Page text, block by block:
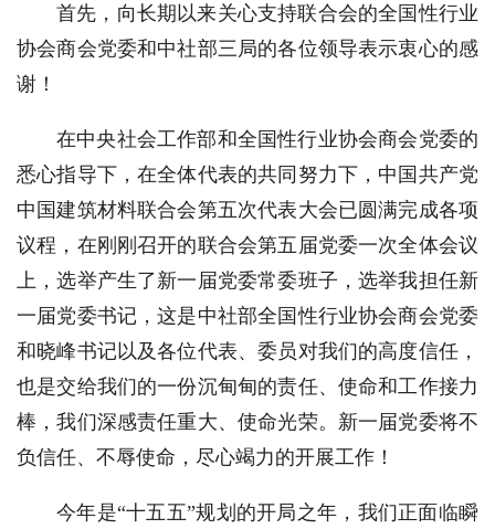
首先，向长期以来关心支持联合会的全国性行业
协会商会党委和中社部三局的各位领导表示衷心的感
谢！
在中央社会工作部和全国性行业协会商会党委的
悉心指导下，在全体代表的共同努力下，中国共产党
中国建筑材料联合会第五次代表大会已圆满完成各项
议程，在刚刚召开的联合会第五届党委一次全体会议
上，选举产生了新一届党委常委班子，选举我担任新
一届党委书记，这是中社部全国性行业协会商会党委
和晓峰书记以及各位代表、委员对我们的高度信任，
也是交给我们的一份沉甸甸的责任、使命和工作接力
棒，我们深感责任重大、使命光荣。新一届党委将不
负信任、不辱使命，尽心竭力的开展工作！
今年是“十五五”规划的开局之年，我们正面临瞬